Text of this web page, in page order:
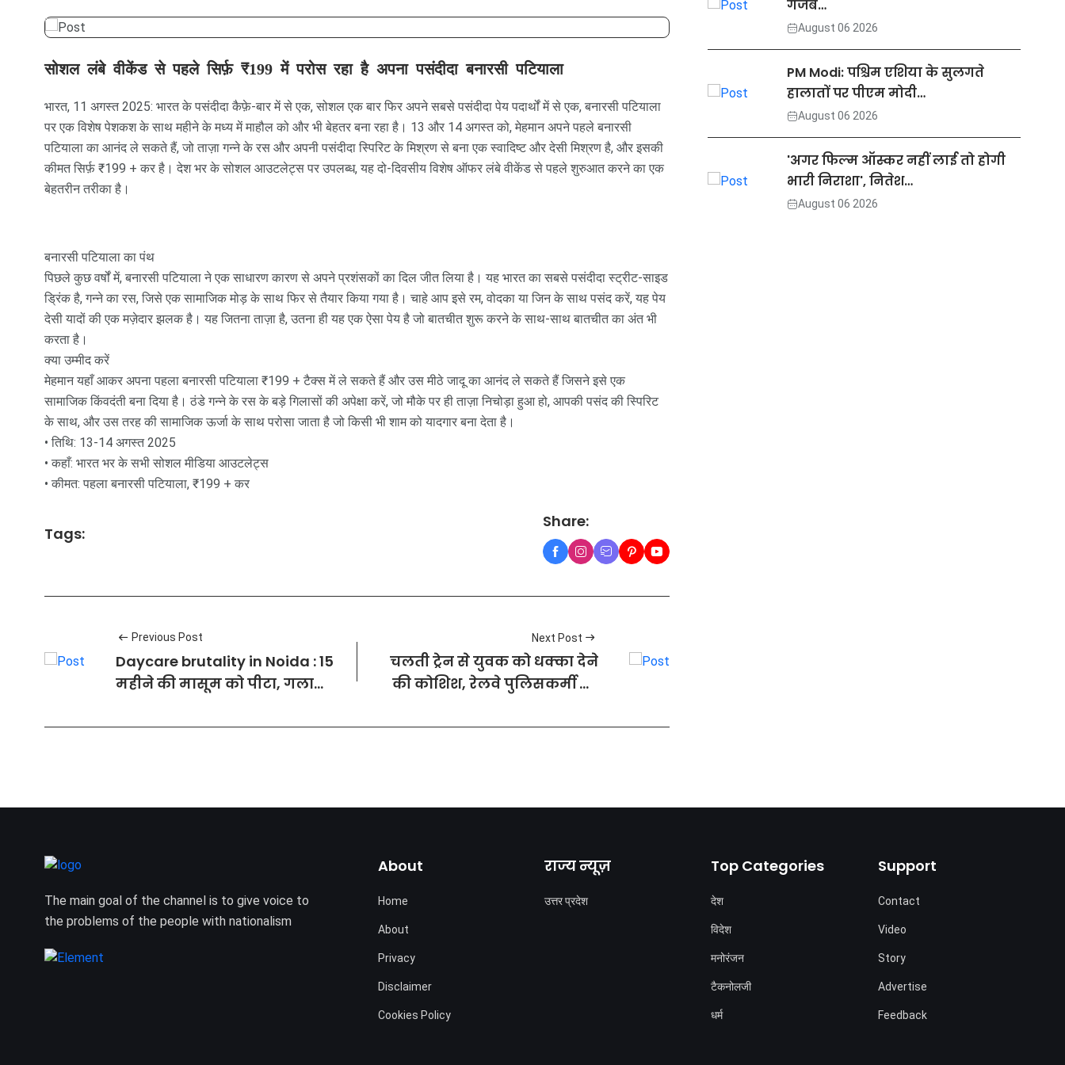
सोशल लंबे वीकेंड से पहले सिर्फ़ ₹199 में परोस रहा है अपना पसंदीदा बनारसी पटियाला
भारत, 11 अगस्त 2025: भारत के पसंदीदा कैफ़े-बार में से एक, सोशल एक बार फिर अपने सबसे पसंदीदा पेय पदार्थों में से एक, बनारसी पटियाला
पर एक विशेष पेशकश के साथ महीने के मध्य में माहौल को और भी बेहतर बना रहा है। 13 और 14 अगस्त को, मेहमान अपने पहले बनारसी
पटियाला का आनंद ले सकते हैं, जो ताज़ा गन्ने के रस और अपनी पसंदीदा स्पिरिट के मिश्रण से बना एक स्वादिष्ट और देसी मिश्रण है, और इसकी
कीमत सिर्फ़ ₹199 + कर है। देश भर के सोशल आउटलेट्स पर उपलब्ध, यह दो-दिवसीय विशेष ऑफर लंबे वीकेंड से पहले शुरुआत करने का एक
बेहतरीन तरीका है।
बनारसी पटियाला का पंथ
पिछले कुछ वर्षों में, बनारसी पटियाला ने एक साधारण कारण से अपने प्रशंसकों का दिल जीत लिया है। यह भारत का सबसे पसंदीदा स्ट्रीट-साइड
ड्रिंक है, गन्ने का रस, जिसे एक सामाजिक मोड़ के साथ फिर से तैयार किया गया है। चाहे आप इसे रम, वोदका या जिन के साथ पसंद करें, यह पेय
देसी यादों की एक मज़ेदार झलक है। यह जितना ताज़ा है, उतना ही यह एक ऐसा पेय है जो बातचीत शुरू करने के साथ-साथ बातचीत का अंत भी
करता है।
क्या उम्मीद करें
मेहमान यहाँ आकर अपना पहला बनारसी पटियाला ₹199 + टैक्स में ले सकते हैं और उस मीठे जादू का आनंद ले सकते हैं जिसने इसे एक
सामाजिक किंवदंती बना दिया है। ठंडे गन्ने के रस के बड़े गिलासों की अपेक्षा करें, जो मौके पर ही ताज़ा निचोड़ा हुआ हो, आपकी पसंद की स्पिरिट
के साथ, और उस तरह की सामाजिक ऊर्जा के साथ परोसा जाता है जो किसी भी शाम को यादगार बना देता है।
• तिथि: 13-14 अगस्त 2025
• कहाँ: भारत भर के सभी सोशल मीडिया आउटलेट्स
• कीमत: पहला बनारसी पटियाला, ₹199 + कर
Tags:
Share:
Previous Post
Daycare brutality in Noida : 15
महीने की मासूम को पीटा, गला
Next Post
चलती ट्रेन से युवक को धक्का देने
की कोशिश, रेलवे पुलिसकर्मी की
गजब…
August 06 2026
PM Modi: पश्चिम एशिया के सुलगते
हालातों पर पीएम मोदी…
August 06 2026
'अगर फिल्म ऑस्कर नहीं लाई तो होगी
भारी निराशा', नितेश…
August 06 2026
The main goal of the channel is to give voice to
the problems of the people with nationalism
About
Home
About
Privacy
Disclaimer
Cookies Policy
राज्य न्यूज़
उत्तर प्रदेश
Top Categories
देश
विदेश
मनोरंजन
टैकनोलजी
धर्म
Support
Contact
Video
Story
Advertise
Feedback